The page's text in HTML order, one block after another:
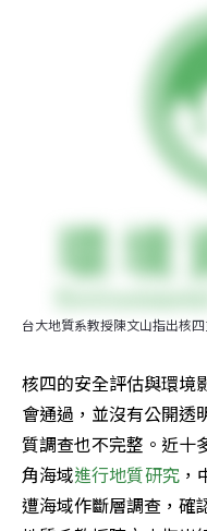
台大地質系教授陳文山指出核
核四的安全評估與環境
會通過，並沒有公開透
質調查也不完整。近十
角海域進行地質研究，
遭海域作斷層調查，確